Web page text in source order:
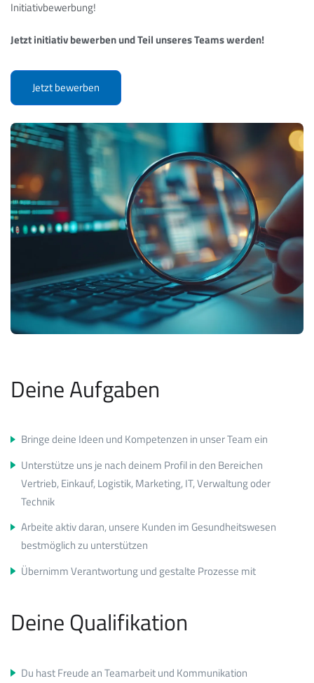
Initiativbewerbung!
Jetzt initiativ bewerben und Teil unseres Teams werden!
Jetzt bewerben
Deine Aufgaben
Bringe deine Ideen und Kompetenzen in unser Team ein
Unterstütze uns je nach deinem Profil in den Bereichen
Vertrieb, Einkauf, Logistik, Marketing, IT, Verwaltung oder
Technik
Arbeite aktiv daran, unsere Kunden im Gesundheitswesen
bestmöglich zu unterstützen
Übernimm Verantwortung und gestalte Prozesse mit
Deine Qualifikation
Du hast Freude an Teamarbeit und Kommunikation